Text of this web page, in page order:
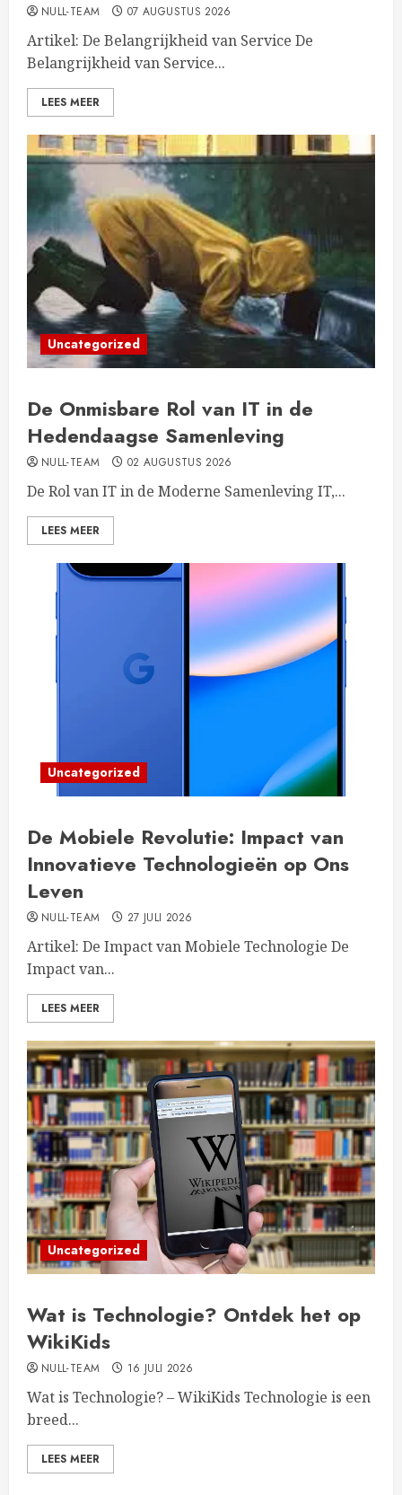
NULL-TEAM 07 AUGUSTUS 2026
Artikel: De Belangrijkheid van Service De
Belangrijkheid van Service...
LEES MEER
Uncategorized
De Onmisbare Rol van IT in de
Hedendaagse Samenleving
NULL-TEAM 02 AUGUSTUS 2026
De Rol van IT in de Moderne Samenleving IT,...
LEES MEER
Uncategorized
De Mobiele Revolutie: Impact van
Innovatieve Technologieën op Ons
Leven
NULL-TEAM 27 JULI 2026
Artikel: De Impact van Mobiele Technologie De
Impact van...
LEES MEER
Uncategorized
Wat is Technologie? Ontdek het op
WikiKids
NULL-TEAM 16 JULI 2026
Wat is Technologie? – WikiKids Technologie is een
breed...
LEES MEER